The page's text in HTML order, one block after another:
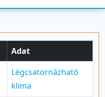
Adat
Légcsatornázható
klíma